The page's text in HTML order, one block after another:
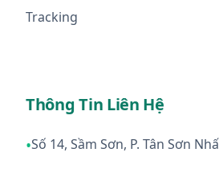
Tracking
Thông Tin Liên Hệ
•Số 14, Sầm Sơn, P. Tân Sơn